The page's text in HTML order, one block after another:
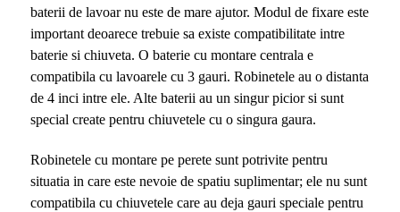
baterii de lavoar nu este de mare ajutor. Modul de fixare este
important deoarece trebuie sa existe compatibilitate intre
baterie si chiuveta. O baterie cu montare centrala e
compatibila cu lavoarele cu 3 gauri. Robinetele au o distanta
de 4 inci intre ele. Alte baterii au un singur picior si sunt
special create pentru chiuvetele cu o singura gaura.
Robinetele cu montare pe perete sunt potrivite pentru
situatia in care este nevoie de spatiu suplimentar; ele nu sunt
compatibila cu chiuvetele care au deja gauri speciale pentru